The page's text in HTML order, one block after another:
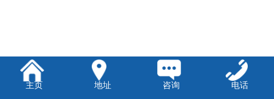
主页 地址 咨询 电话